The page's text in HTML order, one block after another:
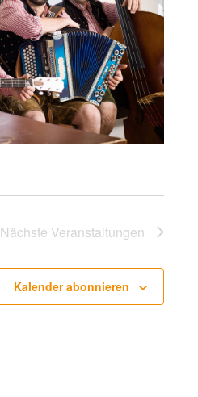
Nächste Veranstaltungen
Kalender abonnieren